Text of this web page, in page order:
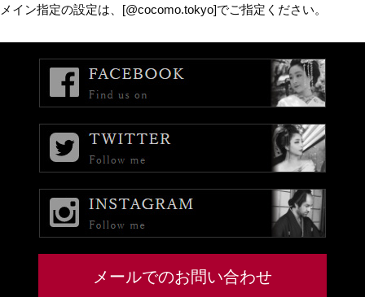
メイン指定の設定は、[@cocomo.tokyo]でご指定ください。
メールでのお問い合わせ